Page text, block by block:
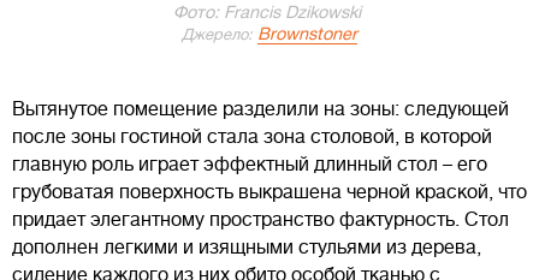
Фото: Francis Dzikowski
Джерело: Brownstoner
Вытянутое помещение разделили на зоны: следующей
после зоны гостиной стала зона столовой, в которой
главную роль играет эффектный длинный стол – его
грубоватая поверхность выкрашена черной краской, что
придает элегантному пространство фактурность. Стол
дополнен легкими и изящными стульями из дерева,
сидение каждого из них обито особой тканью с